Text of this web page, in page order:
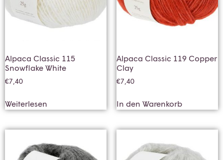
Alpaca Classic 115
Snowflake White
€7,40
Weiterlesen
Alpaca Classic 119 Copper
Clay
€7,40
In den Warenkorb